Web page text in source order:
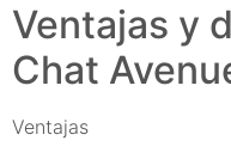
Ventajas y
Chat
Ventajas